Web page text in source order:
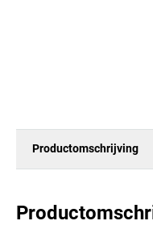
Productomschrijving